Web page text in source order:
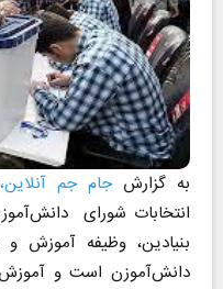
به گزارش جام جم آنلاین،
انتخابات شورای
بنیادین، وظیفه آموزش
دانش‌آموزن است و آموزش